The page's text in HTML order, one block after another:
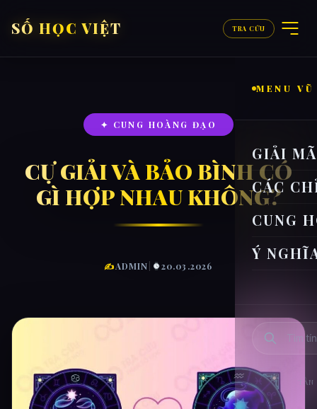
SỐ HỌC VIỆT TRA CỨU
MENU VŨ
GIẢI
CÁC
CUNG
Ý
✦ CUNG HOÀNG ĐẠO
CỰ GIẢI VÀ BẢO BÌNH CÓ
GÌ HỢP NHAU KHÔNG?
✍ADMIN 20.03.2026